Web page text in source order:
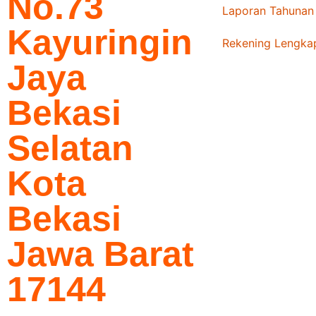
Kayuringin
Jaya
Bekasi
Selatan
Kota
Bekasi
Jawa Barat
17144
Laporan Tahunan
Rekening